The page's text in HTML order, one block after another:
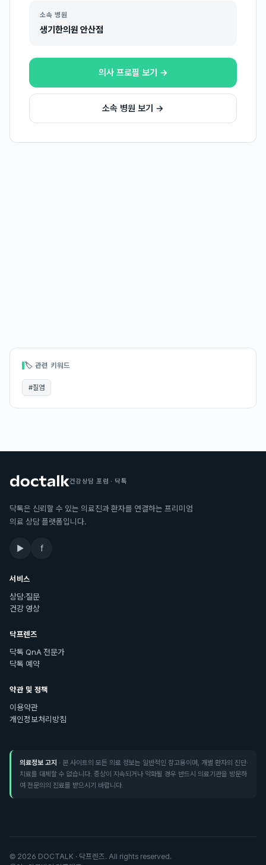
소속 병원
생기한의원 안산점
의사 프로필 보기 →
소속 병원 보기 →
🏷 관련 키워드
#질염
건강상담 포럼 · 닥톡
닥톡은 신뢰할 수 있는 의료진과 환자를 연결하는 프리미엄
의료 상담 플랫폼입니다.
▶ f
서비스
상담·질문
건강 영상
닥프렌즈
닥톡 QnA 전문가
닥톡 예약
약관 및 정책
이용약관
개인정보처리방침
의료정보 고지 · 본 사이트의 모든 의료 정보는 일반적인 참고용이며, 개별 환자의 진단·
치료를 대체할 수 없습니다. 증상이 지속되거나 악화될 경우 반드시 의료기관을 방문하
여 전문의의 진료를 받으시기 바랍니다.
© 2026 DOCTALK · 닥프렌즈. All rights reserved.